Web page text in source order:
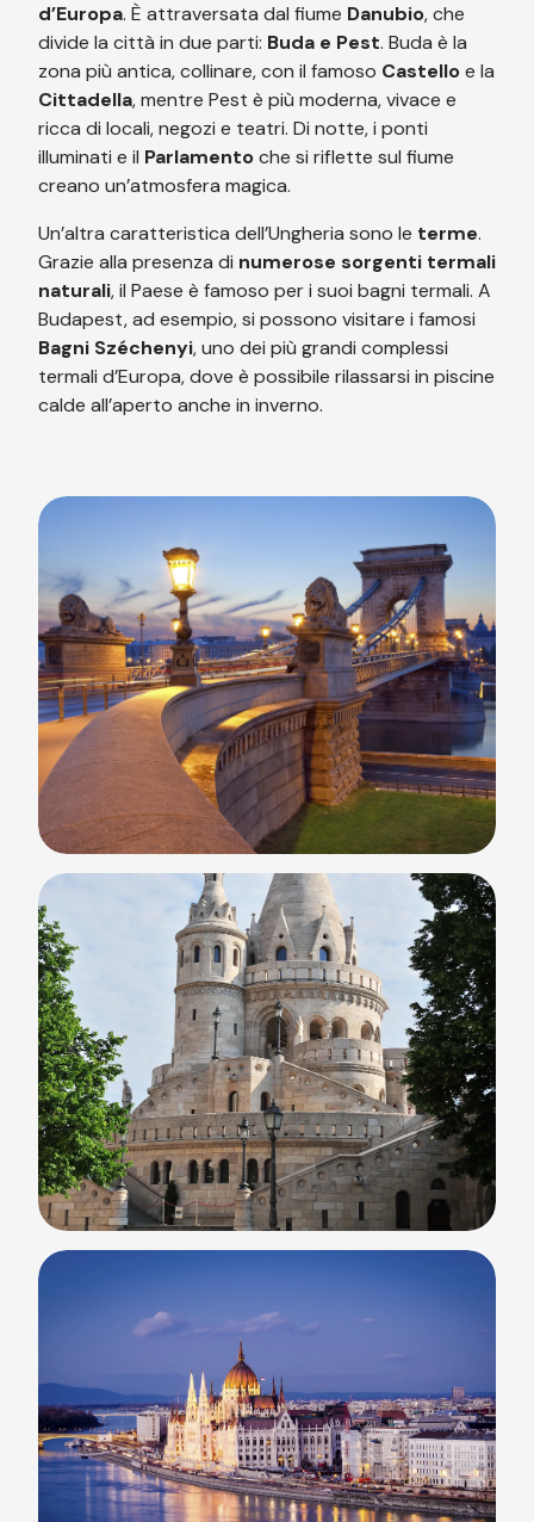
d’Europa. È attraversata dal fiume Danubio, che
divide la città in due parti: Buda e Pest. Buda è la
zona più antica, collinare, con il famoso Castelloe la
Cittadella, mentre Pest è più moderna, vivace e
ricca di locali, negozi e teatri. Di notte, i ponti
illuminati e il Parlamentoche si riflette sul fiume
creano un’atmosfera magica.
Un’altra caratteristica dell’Ungheria sono le terme.
Grazie alla presenza di numerose sorgenti termali
naturali, il Paese è famoso per i suoi bagni termali. A
Budapest, ad esempio, si possono visitare i famosi
Bagni Széchenyi, uno dei più grandi complessi
termali d’Europa, dove è possibile rilassarsi in piscine
calde all’aperto anche in inverno.